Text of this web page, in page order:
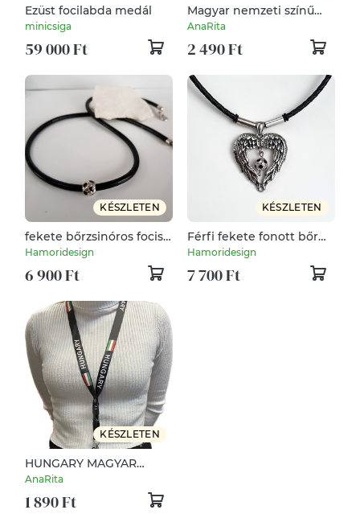
Ezüst focilabda medál
minicsiga
59 000 Ft
Magyar nemzeti színű
üveglencsés medálos
szurkoló foci EB
AnaRita
2 490 Ft
KÉSZLETEN
fekete bőrzsinóros focis
nyaklánc
Hamoridesign
6 900 Ft
KÉSZLETEN
Férfi fekete fonott bőr
szíves nyaklánc
Hamoridesign
7 700 Ft
KÉSZLETEN
HUNGARY MAGYAR
nemzeti színű zászlós
nyakpánt nyakbaaksztó
kokárda
AnaRita
1 890 Ft